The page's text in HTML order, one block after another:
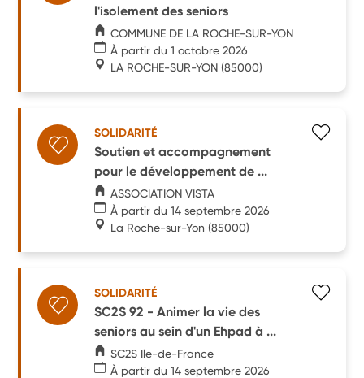
l'isolement des seniors
COMMUNE DE LA ROCHE-SUR-YON
À partir du 1 octobre 2026
LA ROCHE-SUR-YON (85000)
SOLIDARITÉ
Soutien et accompagnement
pour le développement de ...
ASSOCIATION VISTA
À partir du 14 septembre 2026
La Roche-sur-Yon (85000)
SOLIDARITÉ
SC2S 92 - Animer la vie des
seniors au sein d'un Ehpad à ...
SC2S Ile-de-France
À partir du 14 septembre 2026